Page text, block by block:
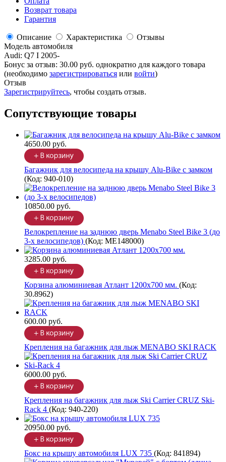
Возврат товара
Гарантия
Описание Характеристика
Отзывы
Модель автомобиля
Audi: Q7 I 2005-
Бонус за отзыв: 30.00 руб. однократно для каждого товара
(необходимо зарегистрироваться или войти)
Отзыв
Зарегистрируйтесь, чтобы создать отзыв.
Сопутствующие товары
4650.00 руб.
Багажник для велосипеда на крышу Alu-Bike с замком
(Код: 940-010)
10850.00 руб.
Велокрепление на заднюю дверь Menabo Steel Bike 3 (до
3-х велосипедов) (Код: ME148000)
3285.00 руб.
Корзина алюминиевая Атлант 1200х700 мм. (Код:
30.8962)
600.00 руб.
Крепления на багажник для лыж MENABO SKI RACK
6000.00 руб.
Крепления на багажник для лыж Ski Carrier CRUZ Ski-
Rack 4 (Код: 940-220)
20950.00 руб.
Бокс на крышу автомобиля LUX 735 (Код: 841894)